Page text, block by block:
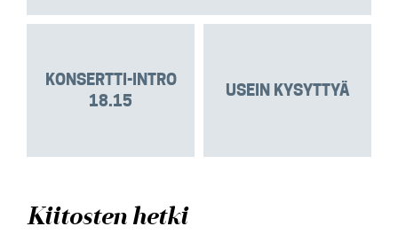
KONSERTTI-INTRO
18.15
USEIN KYSYTTYÄ
Kiitosten hetki